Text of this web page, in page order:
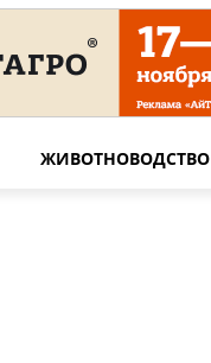
ЖИВОТНОВОДСТВО